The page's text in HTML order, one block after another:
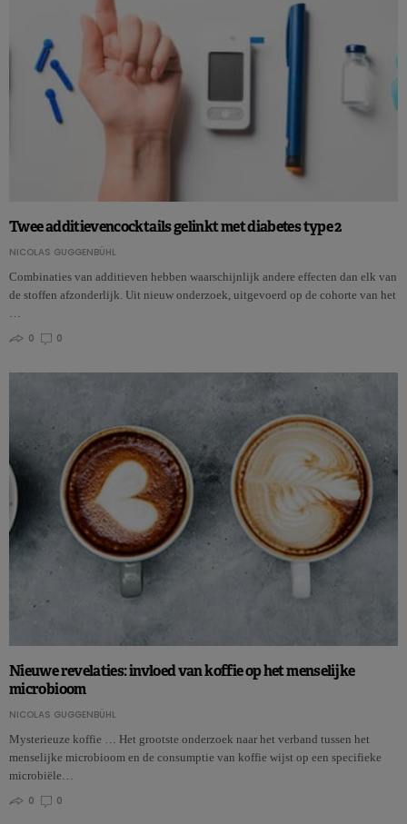
Twee additievencocktails gelinkt met diabetes type 2
NICOLAS GUGGENBÜHL
Combinaties van additieven hebben waarschijnlijk andere effecten dan elk van
de stoffen afzonderlijk. Uit nieuw onderzoek, uitgevoerd op de cohorte van het
…
0
0
Nieuwe revelaties: invloed van koffie op het menselijke
microbioom
NICOLAS GUGGENBÜHL
Mysterieuze koffie … Het grootste onderzoek naar het verband tussen het
menselijke microbioom en de consumptie van koffie wijst op een specifieke
microbiële…
0
0